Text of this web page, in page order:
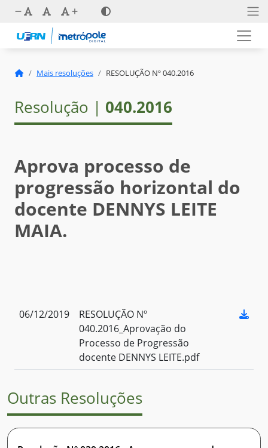
Mais resoluções RESOLUÇÃO Nº 040.2016
Resolução | 040.2016
Aprova processo de
progressão horizontal do
docente DENNYS LEITE
MAIA.
06/12/2019
RESOLUÇÃO Nº
040.2016_Aprovação do
Processo de Progressão
docente DENNYS LEITE.pdf
Outras Resoluções